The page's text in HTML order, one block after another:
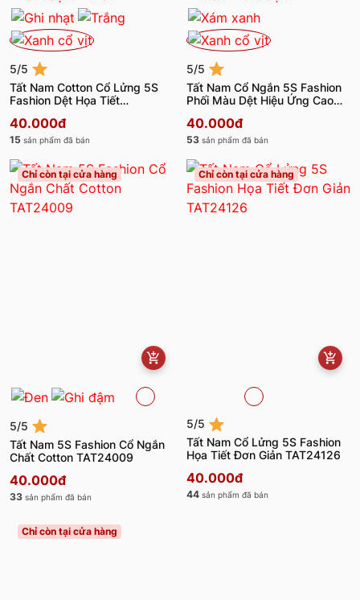
5/5
Tất Nam Cotton Cổ Lửng 5S
Fashion Dệt Họa Tiết
40.000đ
15 sản phẩm đã bán
5/5
Tất Nam Cổ Ngắn 5S Fashion
Phối Màu Dệt Hiệu Ứng Cao
40.000đ
53 sản phẩm đã bán
Chỉ còn tại cửa hàng
5/5
Tất Nam 5S Fashion Cổ Ngắn
Chất Cotton TAT24009
40.000đ
Chỉ còn tại cửa hàng
5/5
Họa Tiết Đơn Giản TAT24126
40.000đ